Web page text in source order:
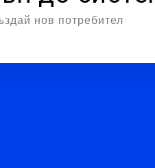
нов потребител